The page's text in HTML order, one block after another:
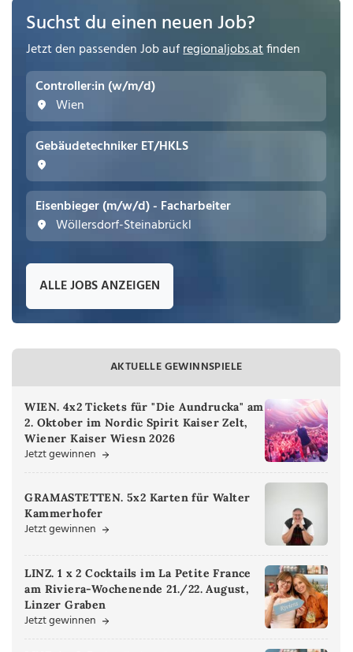
Suchst du einen neuen Job?
Jetzt den passenden Job aufregionaljobs.atfinden
Controller:in (w/m/d)
Wien
Gebäudetechniker ET/HKLS
Eisenbieger (m/w/d) - Facharbeiter
Wöllersdorf-Steinabrückl
ALLE JOBS ANZEIGEN
AKTUELLE GEWINNSPIELE
WIEN. 4x2 Tickets für "Die Aundrucka" am
2. Oktober im Nordic Spirit Kaiser Zelt,
Wiener Kaiser Wiesn 2026
Jetzt gewinnen
GRAMASTETTEN. 5x2 Karten für Walter
Kammerhofer
Jetzt gewinnen
LINZ. 1 x 2 Cocktails im La Petite France
am Riviera-Wochenende 21./22. August,
Linzer Graben
Jetzt gewinnen